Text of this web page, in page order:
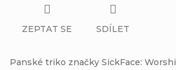
Panské triko značky SickFace:
ZEPTAT SE SDÍLET